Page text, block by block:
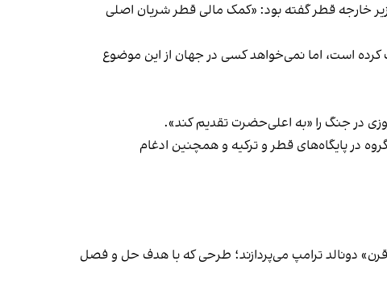
این پرداخت‌ها که با تایید اسرائیل انجام می‌شدند، به‌حدی چشمگیر بودند که هنیه در آذر ۱۳۹۸ به وزیر خارجه قطر گفته بود: «کمک مالی قطر شریان اصلی
کرده است، اما نمی‌خواهد کسی در جهان از این موضوع
در جنگ را «به اعلی‌حضرت تقدیم کند».
در پایگاه‌های قطر و ترکیه و همچنین ادغام
قرن» دونالد ترامپ می‌پردازند؛ طرحی که با هدف حل‌ و فصل